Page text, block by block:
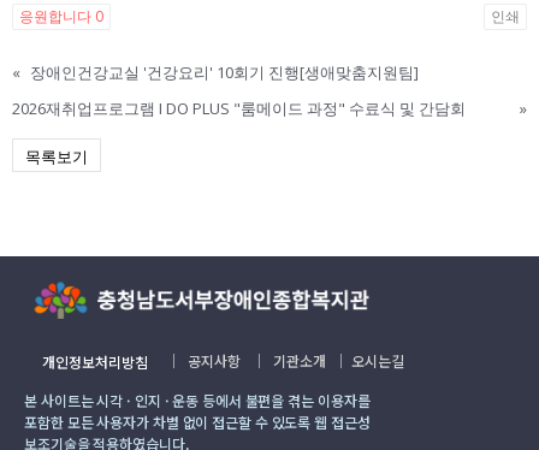
응원합니다 0 인쇄
« 장애인건강교실 '건강요리' 10회기 진행[생애맞춤지원팀]
2026재취업프로그램 I DO PLUS "룸메이드 과정" 수료식 및 간담회
»
목록보기
개인정보처리방침 ｜ 공지사항 ｜ 기관소개 ｜ 오시는길
본 사이트는 시각 · 인지 · 운동 등에서 불편을 겪는 이용자를
포함한 모든 사용자가 차별 없이 접근할 수 있도록 웹 접근성
보조기술을 적용하였습니다.